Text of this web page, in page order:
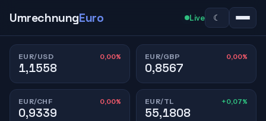
UmrechnungEuro Live ☾
EUR/USD 0,00%
1,1558
EUR/GBP 0,00%
0,8567
EUR/CHF 0,00%
0,9339
EUR/TL +0,07%
55,1808